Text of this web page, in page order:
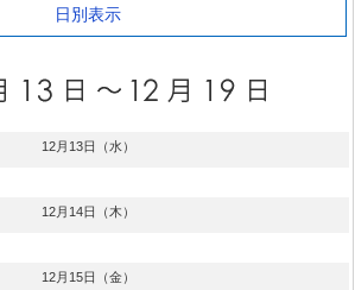
日別表示
12月13日（水）
12月14日（木）
12月15日（金）